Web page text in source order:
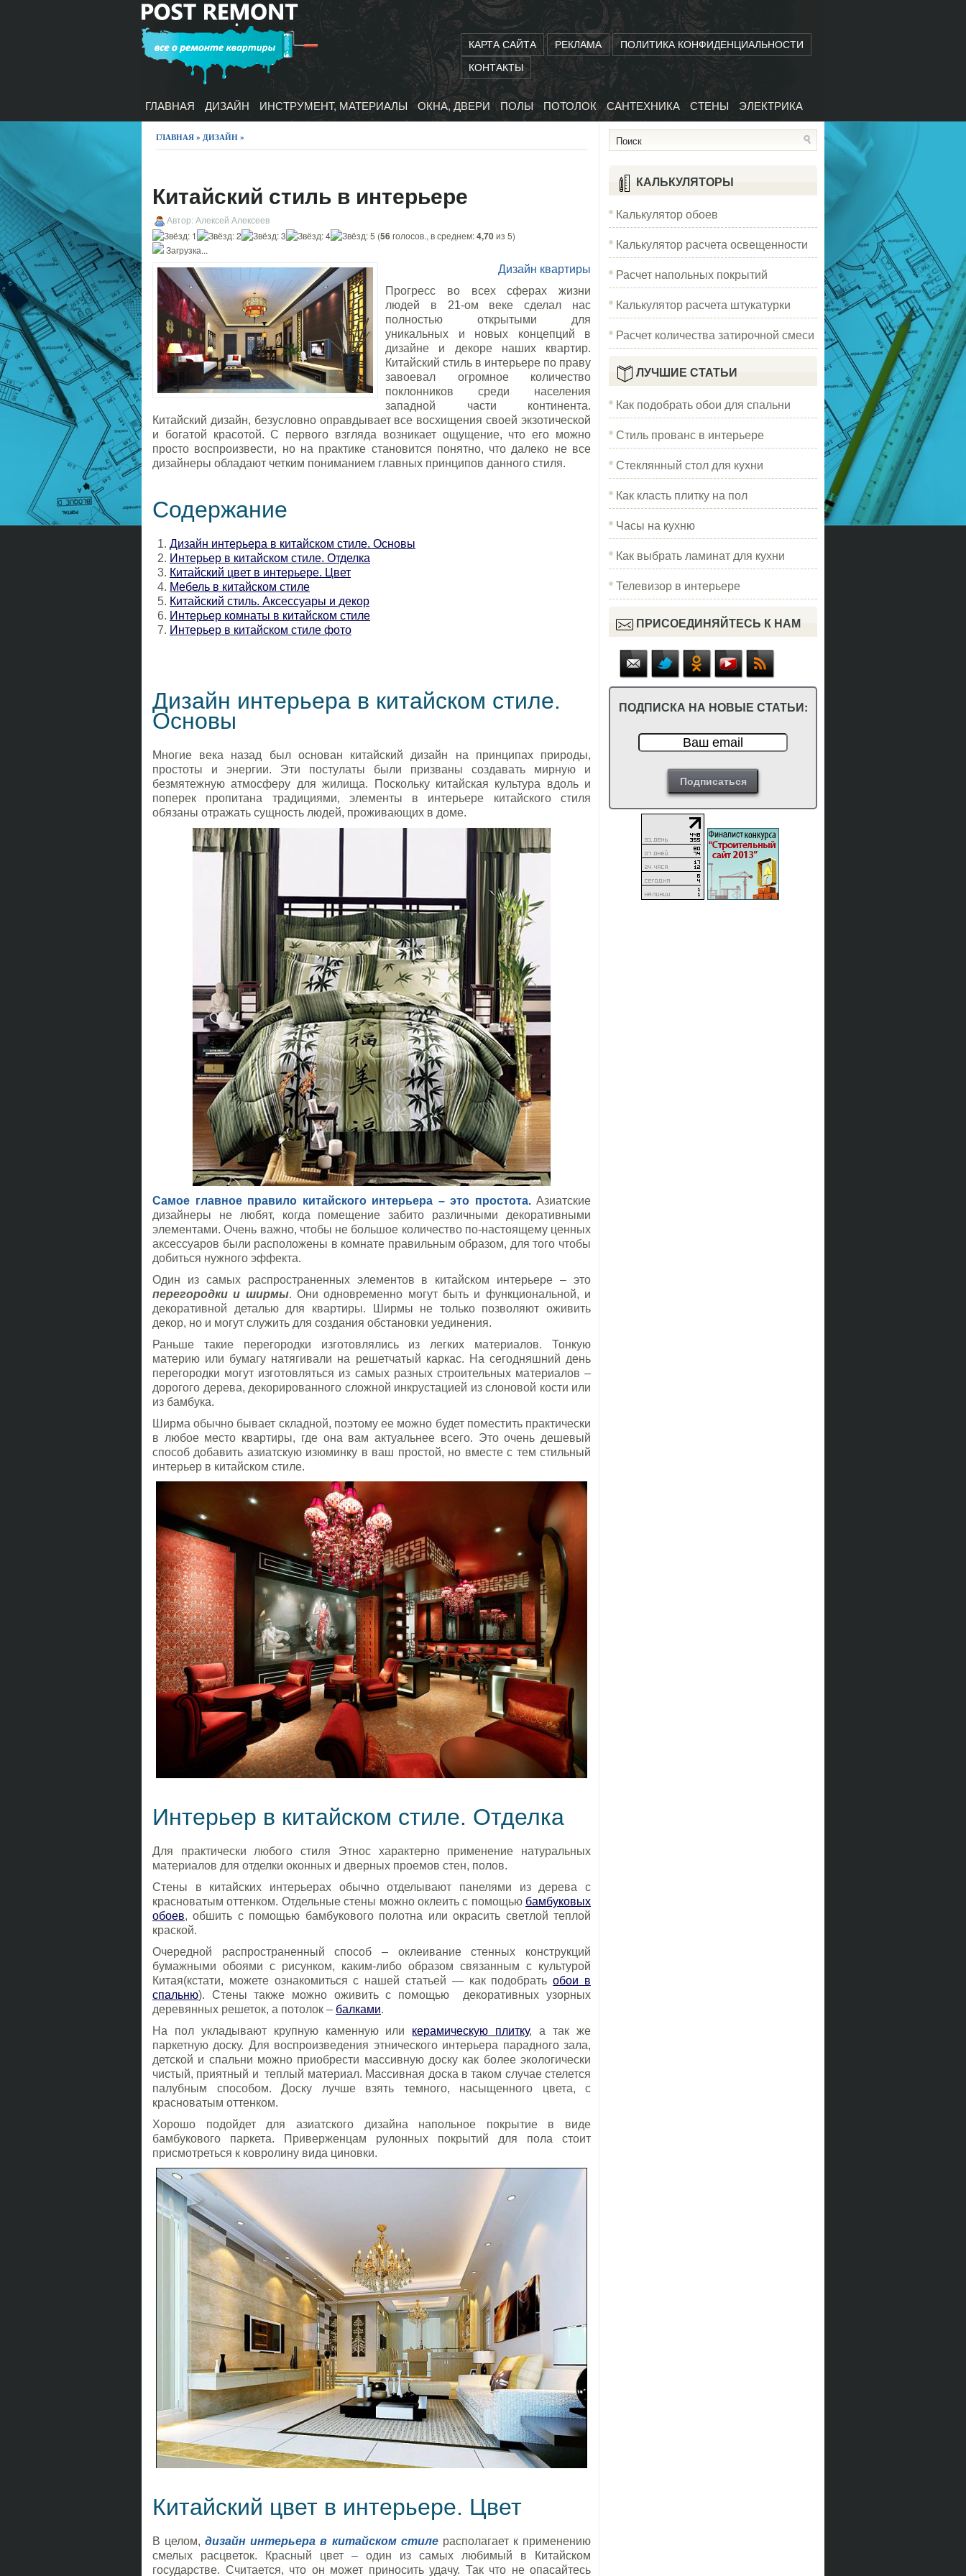
КАРТА САЙТА РЕКЛАМА
ПОЛИТИКА КОНФИДЕНЦИАЛЬНОСТИ
КОНТАКТЫ
ГЛАВНАЯ ДИЗАЙН ИНСТРУМЕНТ, МАТЕРИАЛЫ ОКНА, ДВЕРИ ПОЛЫ ПОТОЛОК САНТЕХНИКА СТЕНЫ ЭЛЕКТРИКА
ГЛАВНАЯ » ДИЗАЙН »
Китайский стиль в интерьере
Автор: Алексей Алексеев
(56голосов., в среднем:4,70из 5)
Загрузка...
Дизайн квартиры
Прогресс во всех сферах жизни
людей в 21-ом веке сделал нас
полностью открытыми для
уникальных и новых концепций в
дизайне и декоре наших квартир.
Китайский стиль в интерьере по праву
завоевал огромное количество
поклонников среди населения
западной части континента.
Китайский дизайн, безусловно оправдывает все восхищения своей экзотической
и богатой красотой. С первого взгляда возникает ощущение, что его можно
просто воспроизвести, но на практике становится понятно, что далеко не все
дизайнеры обладают четким пониманием главных принципов данного стиля.
Содержание
Дизайн интерьера в китайском стиле. Основы
Интерьер в китайском стиле. Отделка
Китайский цвет в интерьере. Цвет
Мебель в китайском стиле
Китайский стиль. Аксессуары и декор
Интерьер комнаты в китайском стиле
Интерьер в китайском стиле фото
Дизайн интерьера в китайском стиле.
Основы
Многие века назад был основан китайский дизайн на принципах природы,
простоты и энергии. Эти постулаты были призваны создавать мирную и
безмятежную атмосферу для жилища. Поскольку китайская культура вдоль и
поперек пропитана традициями, элементы в интерьере китайского стиля
обязаны отражать сущность людей, проживающих в доме.
Самое главное правило китайского интерьера – это простота. Азиатские
дизайнеры не любят, когда помещение забито различными декоративными
элементами. Очень важно, чтобы не большое количество по-настоящему ценных
аксессуаров были расположены в комнате правильным образом, для того чтобы
добиться нужного эффекта.
Один из самых распространенных элементов в китайском интерьере – это
перегородки и ширмы. Они одновременно могут быть и функциональной, и
декоративной деталью для квартиры. Ширмы не только позволяют оживить
декор, но и могут служить для создания обстановки уединения.
Раньше такие перегородки изготовлялись из легких материалов. Тонкую
материю или бумагу натягивали на решетчатый каркас. На сегодняшний день
перегородки могут изготовляться из самых разных строительных материалов –
дорогого дерева, декорированного сложной инкрустацией из слоновой кости или
из бамбука.
Ширма обычно бывает складной, поэтому ее можно будет поместить практически
в любое место квартиры, где она вам актуальнее всего. Это очень дешевый
способ добавить азиатскую изюминку в ваш простой, но вместе с тем стильный
интерьер в китайском стиле.
Интерьер в китайском стиле. Отделка
Для практически любого стиля Этнос характерно применение натуральных
материалов для отделки оконных и дверных проемов стен, полов.
Стены в китайских интерьерах обычно отделывают панелями из дерева с
красноватым оттенком. Отдельные стены можно оклеить с помощью бамбуковых
обоев, обшить с помощью бамбукового полотна или окрасить светлой теплой
краской.
Очередной распространенный способ – оклеивание стенных конструкций
бумажными обоями с рисунком, каким-либо образом связанным с культурой
Китая(кстати, можете ознакомиться с нашей статьей — как подобратьобои в
спальню). Стены также можно оживить с помощью декоративных узорных
деревянных решеток, а потолок – балками.
На пол укладывают крупную каменную или керамическую плитку, а так же
паркетную доску. Для воспроизведения этнического интерьера парадного зала,
детской и спальни можно приобрести массивную доску как более экологически
чистый, приятный и теплый материал. Массивная доска в таком случае стелется
палубным способом. Доску лучше взять темного, насыщенного цвета, с
красноватым оттенком.
Хорошо подойдет для азиатского дизайна напольное покрытие в виде
бамбукового паркета. Приверженцам рулонных покрытий для пола стоит
присмотреться к ковролину вида циновки.
Китайский цвет в интерьере. Цвет
В целом,дизайн интерьера в китайском стилерасполагает к применению
смелых расцветок. Красный цвет – один из самых любимый в Китайском
государстве. Считается, что он может приносить удачу. Так что не опасайтесь
КАЛЬКУЛЯТОРЫ
Калькулятор обоев
Калькулятор расчета освещенности
Расчет напольных покрытий
Калькулятор расчета штукатурки
Расчет количества затирочной смеси
ЛУЧШИЕ СТАТЬИ
Как подобрать обои для спальни
Стиль прованс в интерьере
Стеклянный стол для кухни
Как класть плитку на пол
Часы на кухню
Как выбрать ламинат для кухни
Телевизор в интерьере
ПРИСОЕДИНЯЙТЕСЬ К НАМ
ПОДПИСКА НА НОВЫЕ СТАТЬИ: